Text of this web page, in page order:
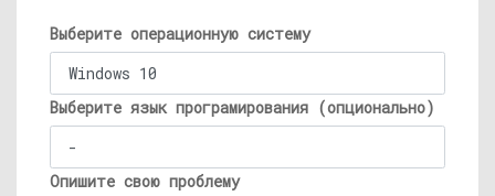
Выберите операционную систему
Выберите язык програмирования (опционально)
Опишите свою проблему